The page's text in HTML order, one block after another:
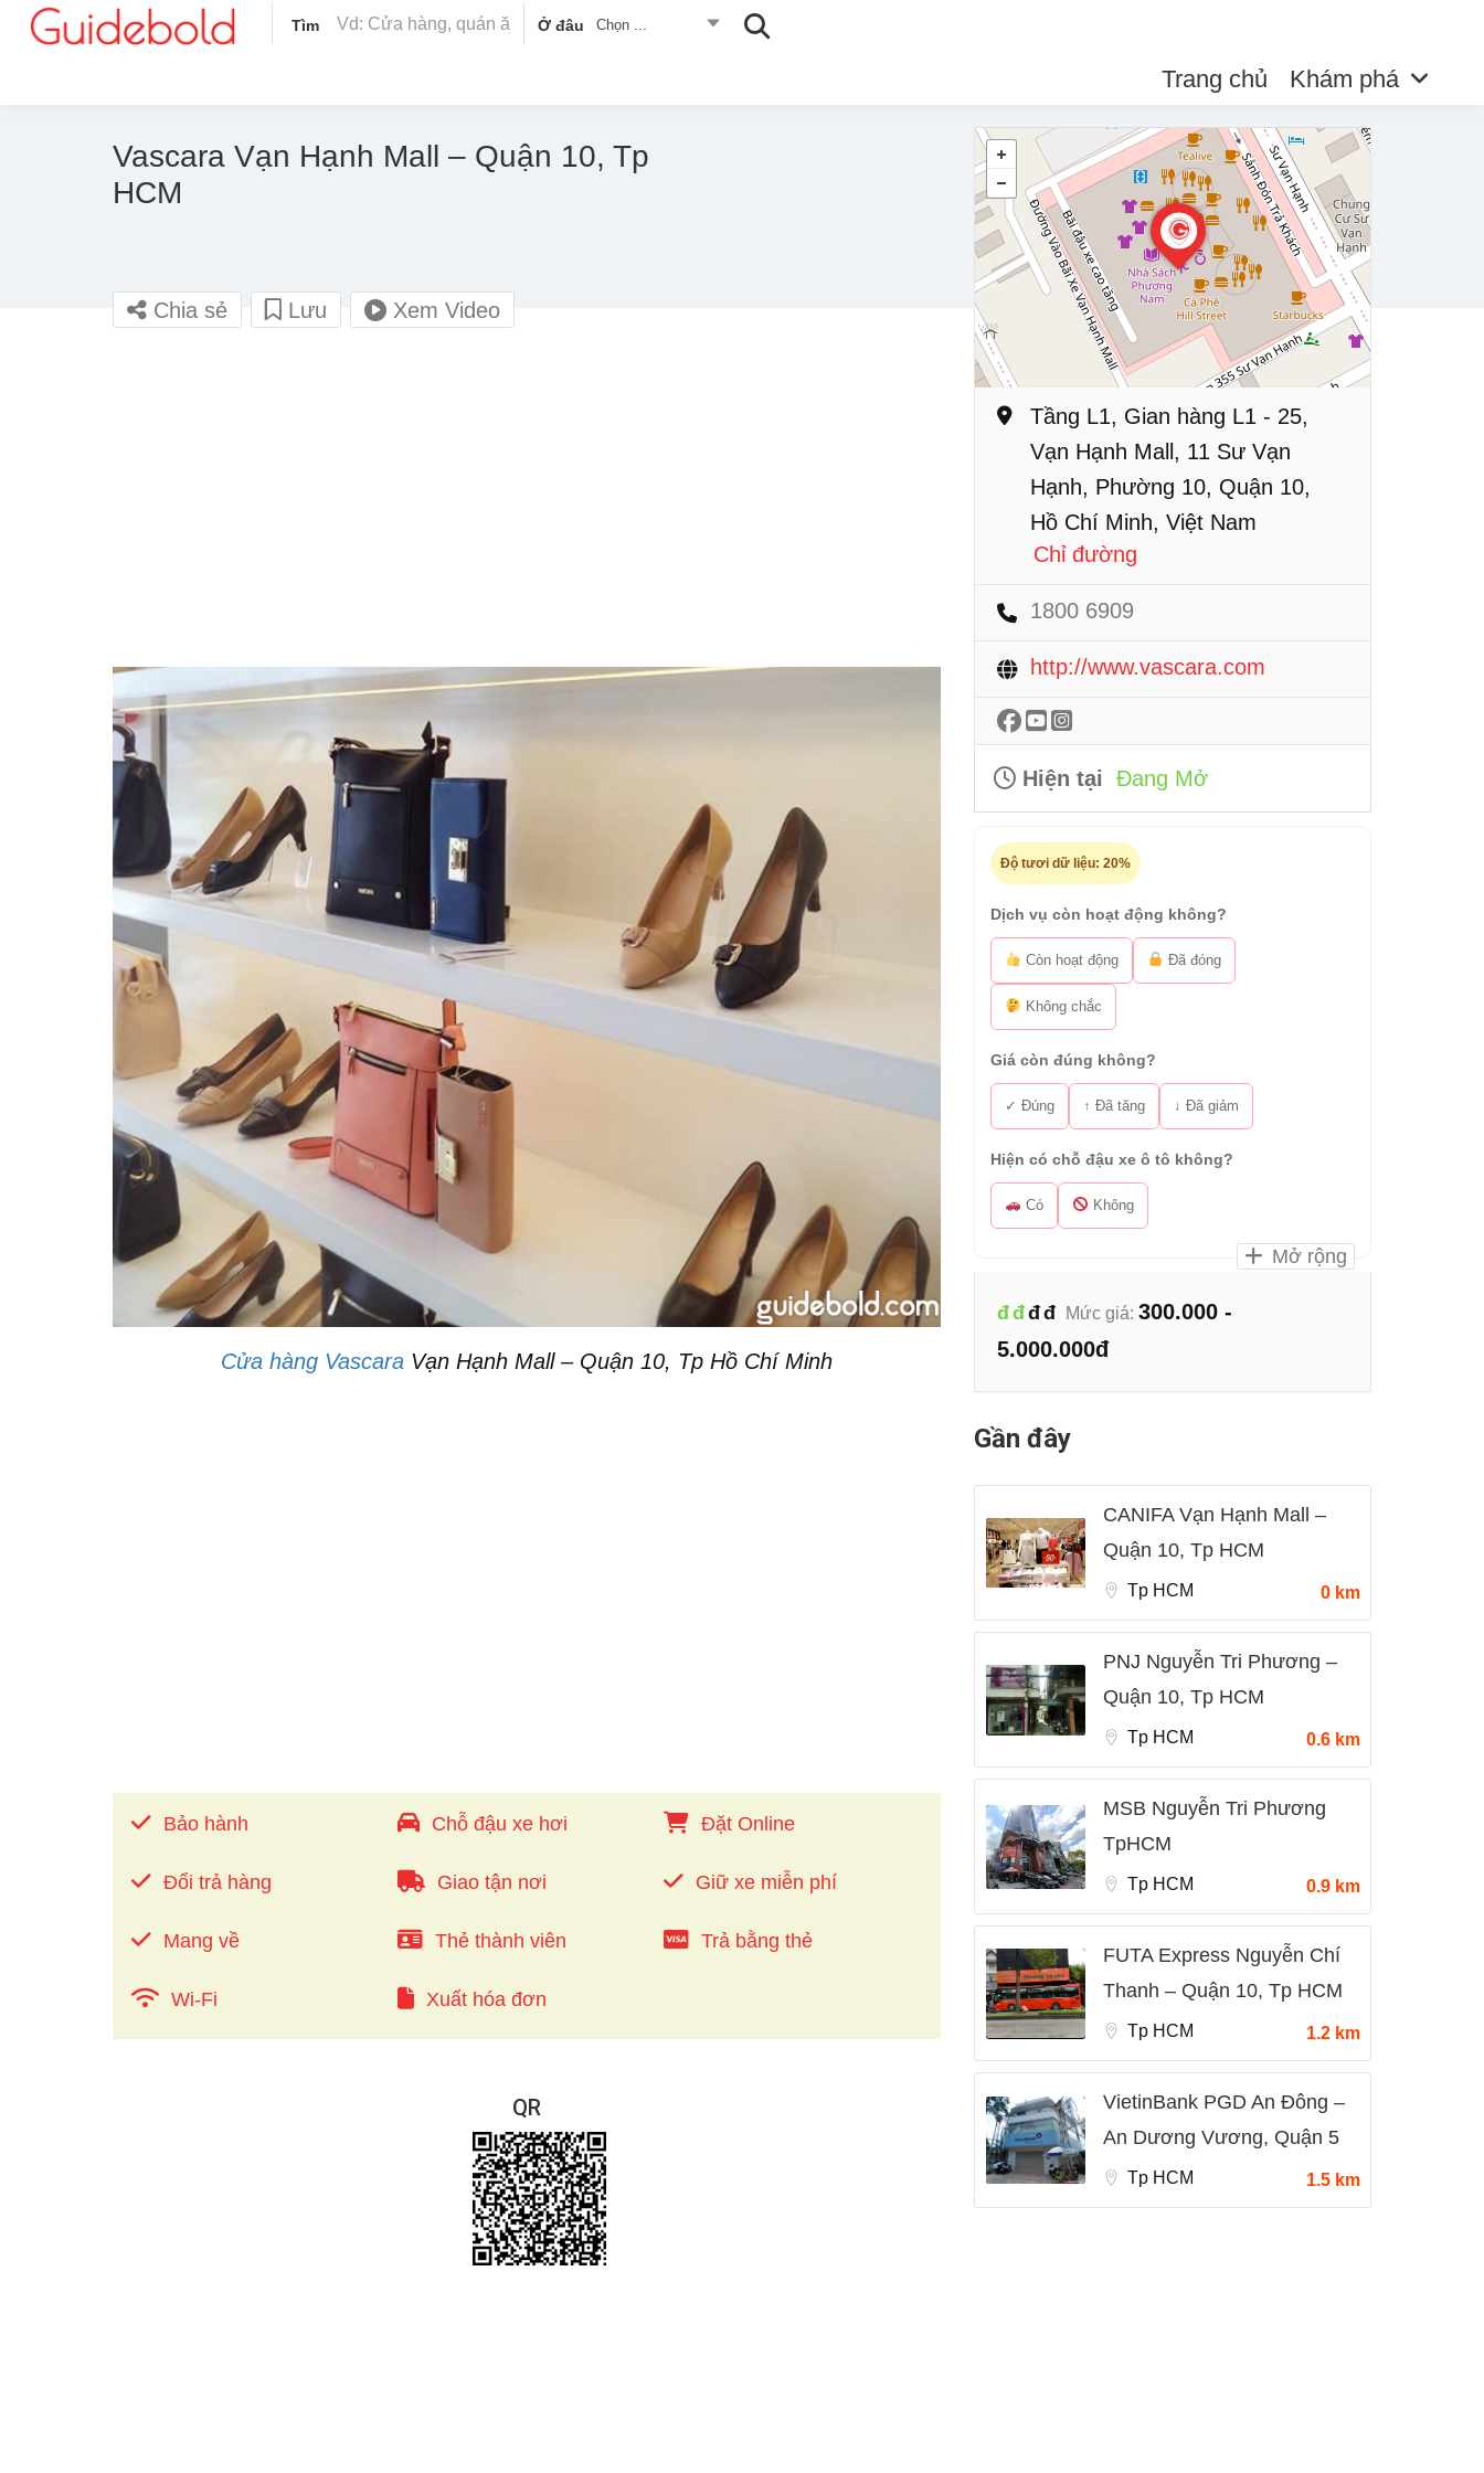
Tìm Ở đâu Chọn ...
Trang chủ Khám phá
Vascara Vạn Hạnh Mall – Quận 10, Tp
HCM
Chia sẻ Lưu Xem Video
Cửa hàng Vascara Vạn Hạnh Mall – Quận 10, Tp Hồ Chí Minh
Bảo hành Chỗ đậu xe hơi Đặt Online
Đổi trả hàng Giao tận nơi Giữ xe miễn phí
Mang về Thẻ thành viên Trả bằng thẻ
Wi-Fi Xuất hóa đơn
QR
Tầng L1, Gian hàng L1 - 25,
Vạn Hạnh Mall, 11 Sư Vạn
Hạnh, Phường 10, Quận 10,
Hồ Chí Minh, Việt Nam
Chỉ đường
1800 6909
http://www.vascara.com
Hiện tại Đang Mở
Độ tươi dữ liệu: 20%
Dịch vụ còn hoạt động không?
Còn hoạt động Đã đóng
Không chắc
Giá còn đúng không?
✓ Đúng ↑ Đã tăng ↓ Đã giảm
Hiện có chỗ đậu xe ô tô không?
Có Không
Mở rộng
đđđđ Mức giá: 300.000 -
5.000.000đ
Gần đây
CANIFA Vạn Hạnh Mall –
Quận 10, Tp HCM
Tp HCM 0 km
PNJ Nguyễn Tri Phương –
Quận 10, Tp HCM
Tp HCM 0.6 km
MSB Nguyễn Tri Phương
TpHCM
Tp HCM 0.9 km
FUTA Express Nguyễn Chí
Thanh – Quận 10, Tp HCM
Tp HCM 1.2 km
VietinBank PGD An Đông –
An Dương Vương, Quận 5
Tp HCM 1.5 km